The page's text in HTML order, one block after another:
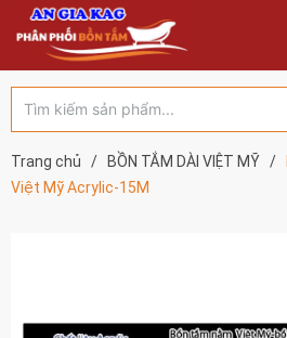
Trang chủ / BỒN TẮM DÀI VIỆT MỸ /
Việt Mỹ Acrylic-15M